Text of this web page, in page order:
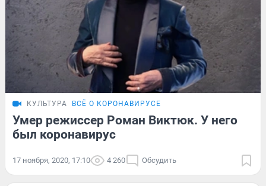
КУЛЬТУРА ВСЁ О КОРОНАВИРУСЕ
Умер режиссер Роман Виктюк. У него
был коронавирус
17 ноября, 2020, 17:10 4 260 Обсудить